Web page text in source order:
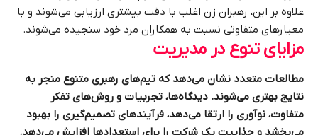
علاوه بر این، رهبران زن اغلب با دقت بیشتری ارزیابی می‌شوند و با
معیارهای متفاوتی نسبت به همکاران مرد خود سنجیده می‌شوند.
مزایای تنوع در مدیریت
مطالعات متعدد نشان می‌دهد که تیم‌های رهبری متنوع منجر به
نتایج بهتری می‌شوند. دیدگاه‌ها، تجربیات و روش‌های تفکر
متفاوت، نوآوری را ارتقا می‌دهد، فرآیندهای تصمیم‌گیری را بهبود
می‌بخشد و جذابیت یک شرکت را برای استعدادها افزایش می‌دهد.